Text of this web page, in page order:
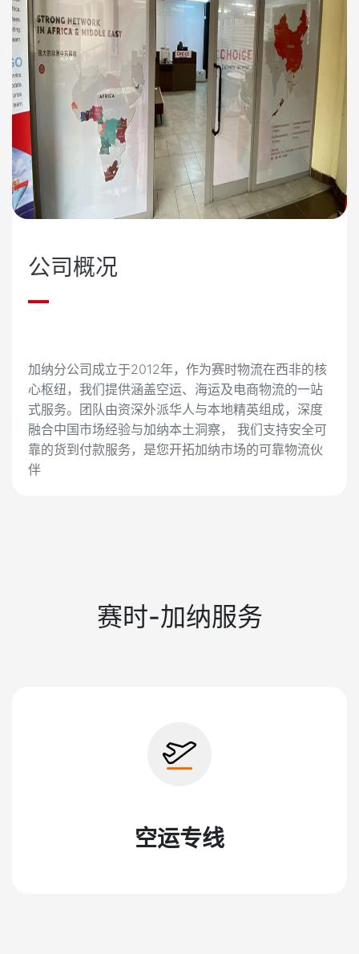
公司概况
加纳分公司成立于2012年，作为赛时物流在西非的核
心枢纽，我们提供涵盖空运、海运及电商物流的一站
式服务。团队由资深外派华人与本地精英组成，深度
融合中国市场经验与加纳本土洞察， 我们支持安全可
靠的货到付款服务，是您开拓加纳市场的可靠物流伙
伴
赛时-加纳服务
空运专线